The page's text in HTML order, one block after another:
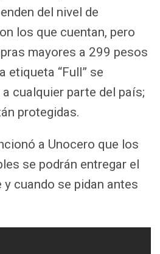
del nivel de
los que cuentan, pero
mayores a 299 pesos
etiqueta “Full” se
cualquier parte del país;
protegidas.
a Unocero que los
se podrán entregar el
cuando se pidan antes